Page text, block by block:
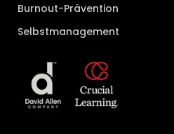
Burnout-Prävention
Selbstmanagement